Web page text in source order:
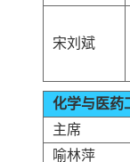
宋刘斌
化学与医药
主席
喻林萍